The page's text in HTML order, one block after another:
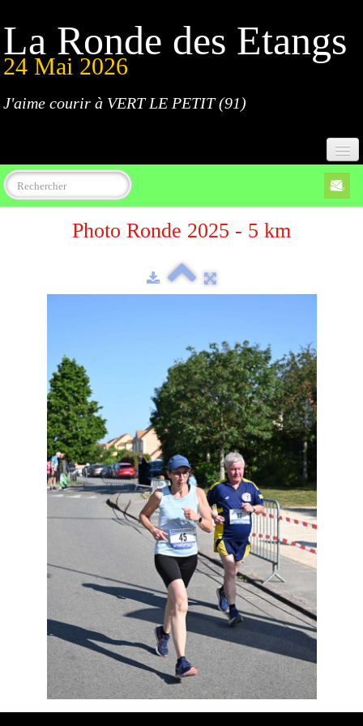
La Ronde des Etangs
24 Mai 2026
J'aime courir à VERT LE PETIT (91)
Accueil
Programme
Résultats
Devenez bénévoles
Partenaires
Photos▼
Photo Ronde 2025 - 5 km